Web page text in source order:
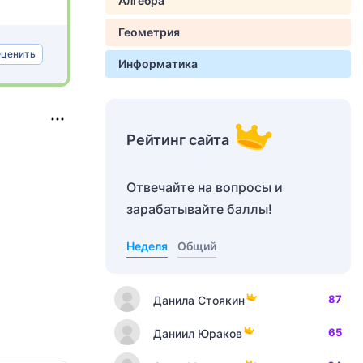
Геометрия
Информатика
Рейтинг сайта
Отвечайте на вопросы и
зарабатывайте баллы!
Неделя Общий
Данила Стоякин 87
Даниил Юраков 65